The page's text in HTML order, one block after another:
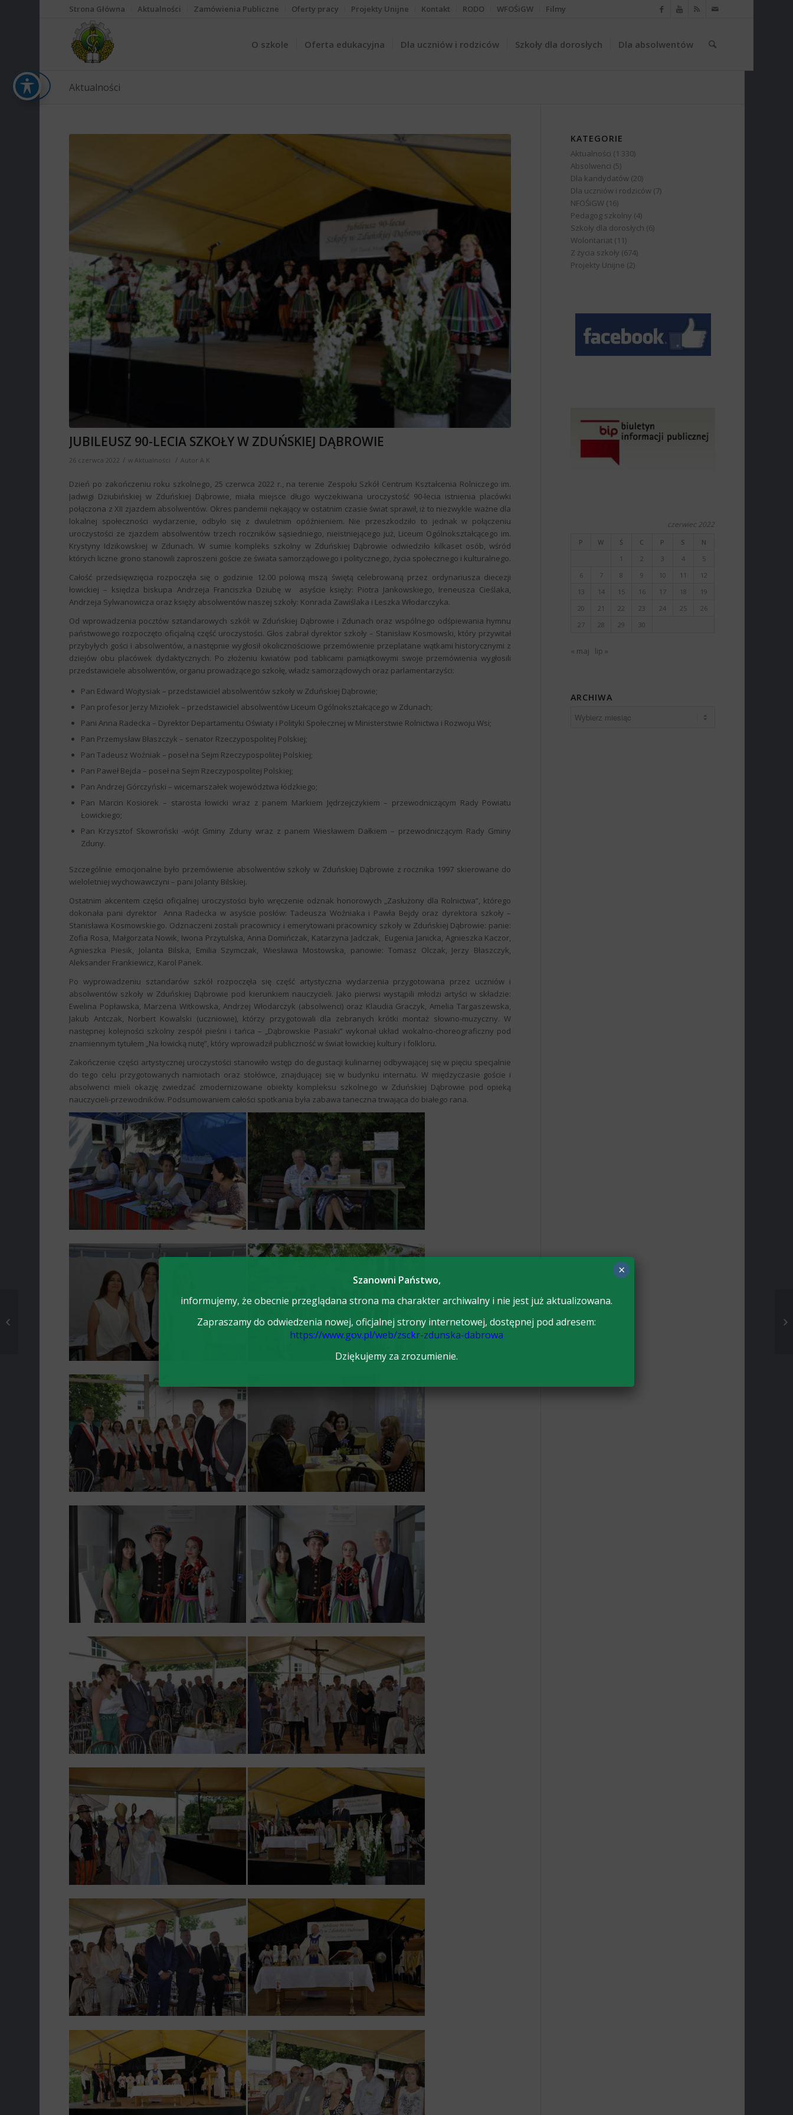
Strona Główna Aktualności Zamówienia Publiczne Oferty pracy Projekty Unijne Kontakt RODO WFOŚiGW Filmy
O szkole Oferta edukacyjna Dla uczniów i rodziców Szkoły dla dorosłych Dla absolwentów
Aktualności
JUBILEUSZ 90-LECIA SZKOŁY W ZDUŃSKIEJ DĄBROWIE
26 czerwca 2022 / wAktualności / AutorA K
Dzień po zakończeniu roku szkolnego, 25 czerwca 2022 r., na terenie Zespołu Szkół Centrum Kształcenia Rolniczego im.
Jadwigi Dziubińskiej w Zduńskiej Dąbrowie, miała miejsce długo wyczekiwana uroczystość 90-lecia istnienia placówki
połączona z XII zjazdem absolwentów. Okres pandemii nękający w ostatnim czasie świat sprawił, iż to niezwykle ważne dla
lokalnej społeczności wydarzenie, odbyło się z dwuletnim opóźnieniem. Nie przeszkodziło to jednak w połączeniu
uroczystości ze zjazdem absolwentów trzech roczników sąsiedniego, nieistniejącego już, Liceum Ogólnokształcącego im.
Krystyny Idzikowskiej w Zdunach. W sumie kompleks szkolny w Zduńskiej Dąbrowie odwiedziło kilkaset osób, wśród
których liczne grono stanowili zaproszeni goście ze świata samorządowego i politycznego, życia społecznego i kulturalnego.
Całość przedsięwzięcia rozpoczęła się o godzinie 12.00 polową mszą świętą celebrowaną przez ordynariusza diecezji
łowickiej – księdza biskupa Andrzeja Franciszka Dziubę w asyście księży: Piotra Jankowskiego, Ireneusza Cieślaka,
Andrzeja Sylwanowicza oraz księży absolwentów naszej szkoły: Konrada Zawiślaka i Leszka Włodarczyka.
Od wprowadzenia pocztów sztandarowych szkół: w Zduńskiej Dąbrowie i Zdunach oraz wspólnego odśpiewania hymnu
państwowego rozpoczęto oficjalną część uroczystości. Głos zabrał dyrektor szkoły – Stanisław Kosmowski, który przywitał
przybyłych gości i absolwentów, a następnie wygłosił okolicznościowe przemówienie przeplatane wątkami historycznymi z
dziejów obu placówek dydaktycznych. Po złożeniu kwiatów pod tablicami pamiątkowymi swoje przemówienia wygłosili
przedstawiciele absolwentów, organu prowadzącego szkołę, władz samorządowych oraz parlamentarzyści:
Pan Edward Wojtysiak – przedstawiciel absolwentów szkoły w Zduńskiej Dąbrowie;
Pan profesor Jerzy Miziołek – przedstawiciel absolwentów Liceum Ogólnokształcącego w Zdunach;
Pani Anna Radecka – Dyrektor Departamentu Oświaty i Polityki Społecznej w Ministerstwie Rolnictwa i Rozwoju Wsi;
Pan Przemysław Błaszczyk – senator Rzeczypospolitej Polskiej;
Pan Tadeusz Woźniak – poseł na Sejm Rzeczypospolitej Polskiej;
Pan Paweł Bejda – poseł na Sejm Rzeczypospolitej Polskiej;
Pan Andrzej Górczyński – wicemarszałek województwa łódzkiego;
Pan Marcin Kosiorek – starosta łowicki wraz z panem Markiem Jędrzejczykiem – przewodniczącym Rady Powiatu
Łowickiego;
Pan Krzysztof Skowroński -wójt Gminy Zduny wraz z panem Wiesławem Dałkiem – przewodniczącym Rady Gminy
Zduny.
Szczególnie emocjonalne było przemówienie absolwentów szkoły w Zduńskiej Dąbrowie z rocznika 1997 skierowane do
wieloletniej wychowawczyni – pani Jolanty Bilskiej.
Ostatnim akcentem części oficjalnej uroczystości było wręczenie odznak honorowych „Zasłużony dla Rolnictwa”, którego
dokonała pani dyrektor Anna Radecka w asyście posłów: Tadeusza Woźniaka i Pawła Bejdy oraz dyrektora szkoły –
Stanisława Kosmowskiego. Odznaczeni zostali pracownicy i emerytowani pracownicy szkoły w Zduńskiej Dąbrowie: panie:
Zofia Rosa, Małgorzata Nowik, Iwona Przytulska, Anna Domińczak, Katarzyna Jadczak, Eugenia Janicka, Agnieszka Kaczor,
Agnieszka Piesik, Jolanta Bilska, Emilia Szymczak, Wiesława Mostowska, panowie: Tomasz Olczak, Jerzy Błaszczyk,
Aleksander Frankiewicz, Karol Panek.
Po wyprowadzeniu sztandarów szkół rozpoczęła się część artystyczna wydarzenia przygotowana przez uczniów i
absolwentów szkoły w Zduńskiej Dąbrowie pod kierunkiem nauczycieli. Jako pierwsi wystąpili młodzi artyści w składzie:
Ewelina Popławska, Marzena Witkowska, Andrzej Włodarczyk (absolwenci) oraz Klaudia Graczyk, Amelia Targaszewska,
Jakub Antczak, Norbert Kowalski (uczniowie), którzy przygotowali dla zebranych krótki montaż słowno-muzyczny. W
następnej kolejności szkolny zespół pieśni i tańca – „Dąbrowskie Pasiaki” wykonał układ wokalno-choreograficzny pod
znamiennym tytułem „Na łowicką nutę”, który wprowadził publiczność w świat łowickiej kultury i folkloru.
Zakończenie części artystycznej uroczystości stanowiło wstęp do degustacji kulinarnej odbywającej się w pięciu specjalnie
do tego celu przygotowanych namiotach oraz stołówce, znajdującej się w budynku internatu. W międzyczasie goście i
absolwenci mieli okazję zwiedzać zmodernizowane obiekty kompleksu szkolnego w Zduńskiej Dąbrowie pod opieką
nauczycieli-przewodników. Podsumowaniem całości spotkania była zabawa taneczna trwająca do białego rana.
KATEGORIE
Aktualności (1 330)
Absolwenci (5)
Dla kandydatów (20)
Dla uczniów i rodziców (7)
NFOŚiGW (16)
Pedagog szkolny (4)
Szkoły dla dorosłych (6)
Wolontariat (11)
Z życia szkoły (674)
Projekty Unijne (2)
czerwiec 2022
P W Ś C P S
N
1
2 3 4
5
6
7 8 9 10 11
12
13
14 15 16 17 18
19
20
21 22 23 24 25
26
27
28 29 30
« maj lip »
ARCHIWA
Szanowni Państwo,
informujemy, że obecnie przeglądana strona ma charakter archiwalny i nie jest już aktualizowana.
Zapraszamy do odwiedzenia nowej, oficjalnej strony internetowej, dostępnej pod adresem:
https://www.gov.pl/web/zsckr-zdunska-dabrowa
Dziękujemy za zrozumienie.
×